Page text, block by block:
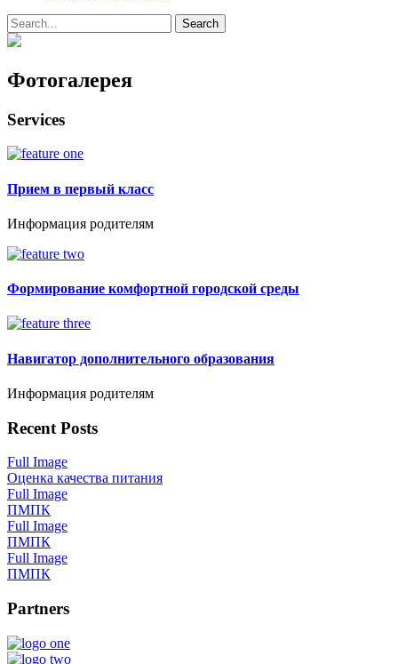
Search
for:
Фотогалерея
Services
Прием в первый класс
Информация родителям
Формирование комфортной городской среды
Навигатор дополнительного образования
Информация родителям
Recent Posts
Full Image
Оценка качества питания
Full Image
ПМПК
Full Image
ПМПК
Full Image
ПМПК
Partners